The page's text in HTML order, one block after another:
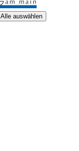
Alle auswählen